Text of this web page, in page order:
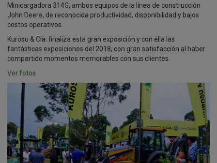
Minicargadora 314G, ambos equipos de la línea de construcción
John Deere, de reconocida productividad, disponibilidad y bajos
costos operativos.
Kurosu & Cía. finaliza esta gran exposición y con ella las
fantásticas exposiciones del 2018, con gran satisfacción al haber
compartido momentos memorables con sus clientes.
Ver fotos